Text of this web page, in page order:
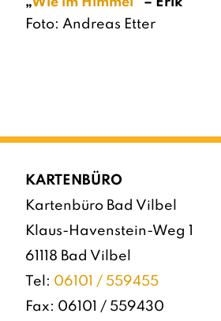
Foto: Andreas Etter
KARTENBÜRO
Kartenbüro Bad Vilbel
Klaus-Havenstein-Weg 1
61118 Bad Vilbel
Tel: 06101 / 559455
Fax: 06101 / 559430